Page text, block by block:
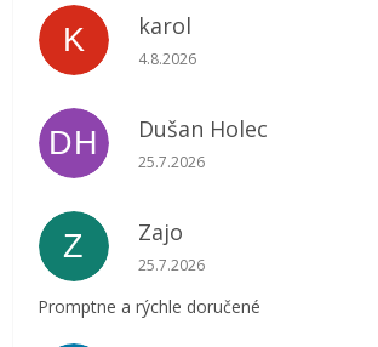
K karol
Hodnotenie obchodu je 5 z 5
4.8.2026
DH Dušan Holec
Hodnotenie obchodu je 5 z 5
25.7.2026
Z Zajo
Hodnotenie obchodu je 5 z 5
25.7.2026
Promptne a rýchle doručené